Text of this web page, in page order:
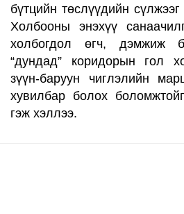
бүтцийн төслүүдийн
Холбооны энэхүү
холбогдол өгч, дэмжиж
“дундад” коридорын гол
зүүн-баруун чиглэлийн
хувилбар болох боломжтойг
гэж хэллээ.